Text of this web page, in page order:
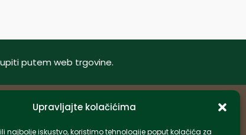
Upravljajte kolačićima
najbolje iskustvo, koristimo tehnologije poput kolačića za
putem web trgovine.
Informacije